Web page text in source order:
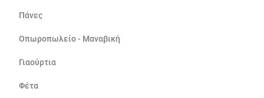
Πάνες
Οπωροπωλείο - Μαναβική
Γιαούρτια
Φέτα